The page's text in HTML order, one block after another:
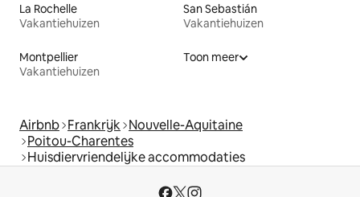
La Rochelle
Vakantiehuizen
San Sebastián
Vakantiehuizen
Montpellier
Vakantiehuizen
Toon meer
Airbnb Frankrijk Nouvelle-Aquitaine
Poitou-Charentes
Huisdiervriendelijke accommodaties